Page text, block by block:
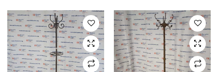
originale
era:
€90.00.
attuale
è:
€65.00.
originale
era:
€76.00.
attuale
è:
€38.00.